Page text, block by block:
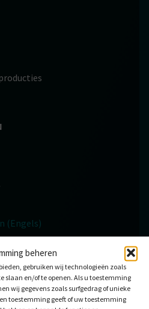
beheren
gebruiken wij technologieën zoals
slaan en/of te openen. Als u toestemming
wij gegevens zoals surfgedrag of unieke
toestemming geeft of uw toestemming
(Engels)